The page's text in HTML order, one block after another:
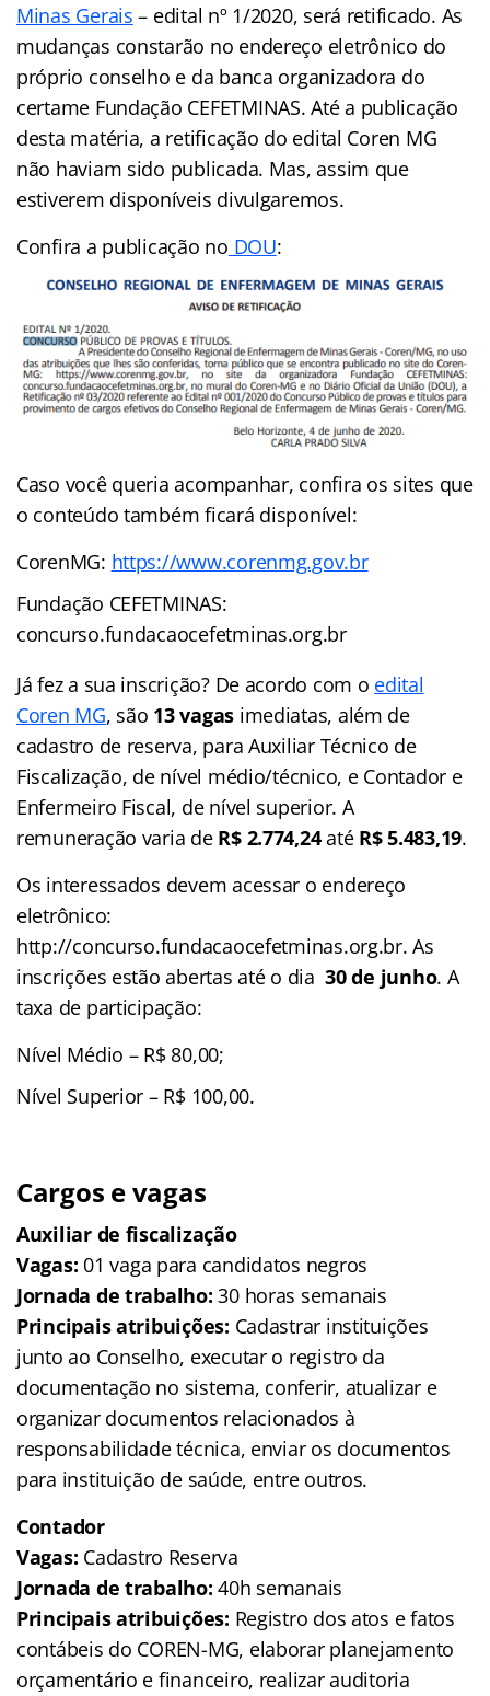
Minas Gerais – edital nº 1/2020, será retificado. As
mudanças constarão no endereço eletrônico do
próprio conselho e da banca organizadora do
certame Fundação CEFETMINAS. Até a publicação
desta matéria, a retificação do edital Coren MG
não haviam sido publicada. Mas, assim que
estiverem disponíveis divulgaremos.
Confira a publicação no DOU:
Caso você queria acompanhar, confira os sites que
o conteúdo também ficará disponível:
CorenMG: https://www.corenmg.gov.br
Fundação CEFETMINAS:
concurso.fundacaocefetminas.org.br
Já fez a sua inscrição? De acordo com o edital
Coren MG, são 13 vagas imediatas, além de
cadastro de reserva, para Auxiliar Técnico de
Fiscalização, de nível médio/técnico, e Contador e
Enfermeiro Fiscal, de nível superior. A
remuneração varia de R$ 2.774,24até R$ 5.483,19.
Os interessados devem acessar o endereço
eletrônico:
http://concurso.fundacaocefetminas.org.br. As
inscrições estão abertas até o dia30 de junho. A
taxa de participação:
Nível Médio – R$ 80,00;
Nível Superior – R$ 100,00.
Cargos e vagas
Auxiliar de fiscalização
Vagas: 01 vaga para candidatos negros
Jornada de trabalho: 30 horas semanais
Principais atribuições: Cadastrar instituições
junto ao Conselho, executar o registro da
documentação no sistema, conferir, atualizar e
organizar documentos relacionados à
responsabilidade técnica, enviar os documentos
para instituição de saúde, entre outros.
Contador
Vagas: Cadastro Reserva
Jornada de trabalho: 40h semanais
Principais atribuições: Registro dos atos e fatos
contábeis do COREN-MG, elaborar planejamento
orçamentário e financeiro, realizar auditoria